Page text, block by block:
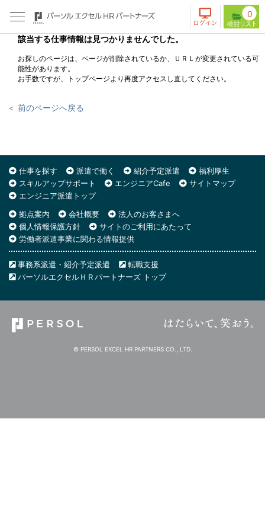
0
該当する仕事情報は見つかりませんでした。
お探しのページは、ページが削除されているか、ＵＲＬが変更されている可
能性があります。
お手数ですが、トップページより再度アクセスし直してください。
＜ 前のページへ戻る
仕事を探す 派遣で働く 紹介予定派遣
福利厚生
スキルアップサポート
エンジニアCafe
サイトマップ
エンジニア派遣トップ
拠点案内
会社概要
法人のお客さまへ
個人情報保護方針
サイトのご利用にあたって
労働者派遣事業に関わる情報提供
事務系派遣・紹介予定派遣
転職支援
パーソルエクセルＨＲパートナーズ トップ
© PERSOL EXCEL HR PARTNERS CO., LTD.